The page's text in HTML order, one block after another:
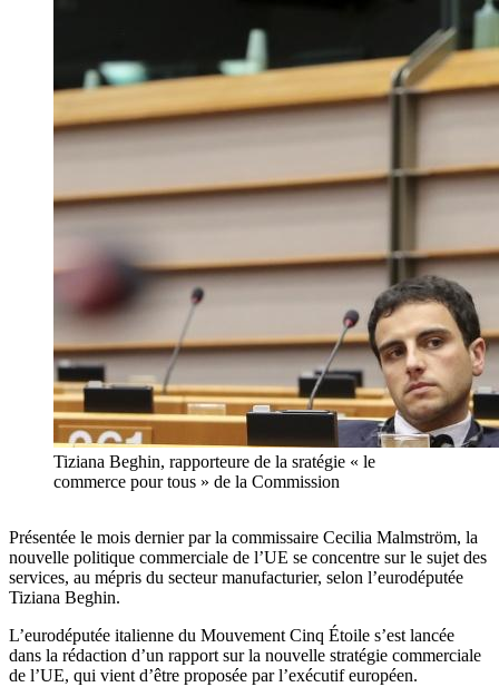
Tiziana Beghin, rapporteure de la sratégie « le
commerce pour tous » de la Commission
Présentée le mois dernier par la commissaire Cecilia Malmström, la
nouvelle politique commerciale de l’UE se concentre sur le sujet des
services, au mépris du secteur manufacturier, selon l’eurodéputée
Tiziana Beghin.
L’eurodéputée italienne du Mouvement Cinq Étoile s’est lancée
dans la rédaction d’un rapport sur la nouvelle stratégie commerciale
de l’UE, qui vient d’être proposée par l’exécutif européen.